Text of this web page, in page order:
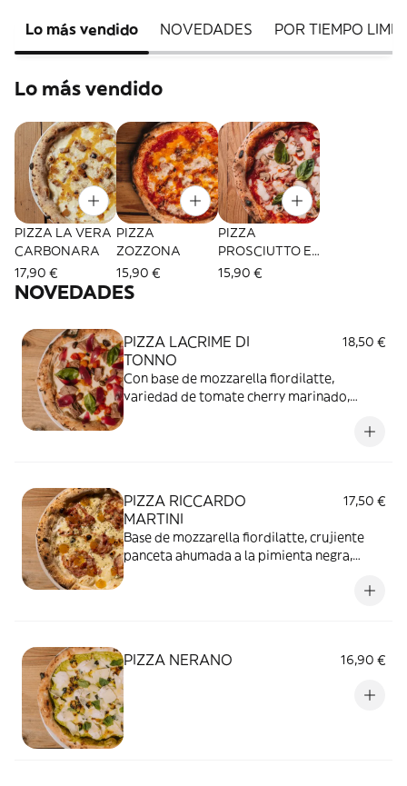
Lo más vendido NOVEDADES POR TIEMPO
Lo más vendido
PIZZA LA VERA
CARBONARA
17,90 €
PIZZA
ZOZZONA
15,90 €
PIZZA
PROSCIUTTO E
FUNGHI
15,90 €
NOVEDADES
PIZZA LACRIME DI
TONNO
18,50 €
Con base de mozzarella fiordilatte,
variedad de tomate cherry marinado,
PIZZA RICCARDO
MARTINI
17,50 €
Base de mozzarella fiordilatte, crujiente
panceta ahumada a la pimienta negra,
PIZZA NERANO 16,90 €